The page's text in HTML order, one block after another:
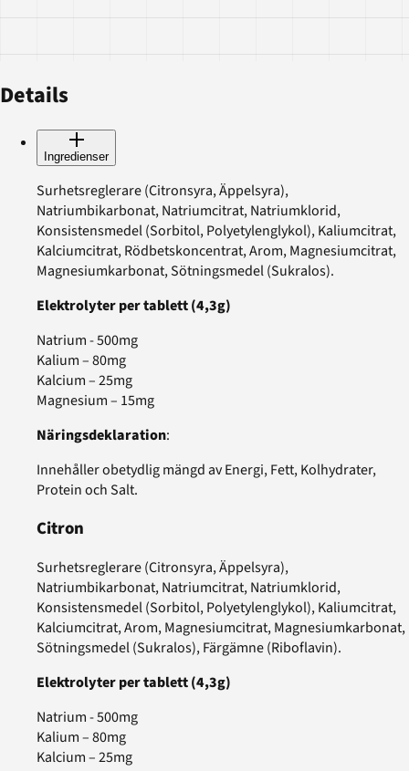
Details
Ingredienser
Surhetsreglerare (Citronsyra, Äppelsyra),
Natriumbikarbonat, Natriumcitrat, Natriumklorid,
Konsistensmedel (Sorbitol, Polyetylenglykol), Kaliumcitrat,
Kalciumcitrat, Rödbetskoncentrat, Arom, Magnesiumcitrat,
Magnesiumkarbonat, Sötningsmedel (Sukralos).
Elektrolyter per tablett (4,3g)
Natrium - 500mg
Kalium – 80mg
Kalcium – 25mg
Magnesium – 15mg
Näringsdeklaration:
Innehåller obetydlig mängd av Energi, Fett, Kolhydrater,
Protein och Salt.
Citron
Surhetsreglerare (Citronsyra, Äppelsyra),
Natriumbikarbonat, Natriumcitrat, Natriumklorid,
Konsistensmedel (Sorbitol, Polyetylenglykol), Kaliumcitrat,
Kalciumcitrat, Arom, Magnesiumcitrat, Magnesiumkarbonat,
Sötningsmedel (Sukralos), Färgämne (Riboflavin).
Elektrolyter per tablett (4,3g)
Natrium - 500mg
Kalium – 80mg
Kalcium – 25mg